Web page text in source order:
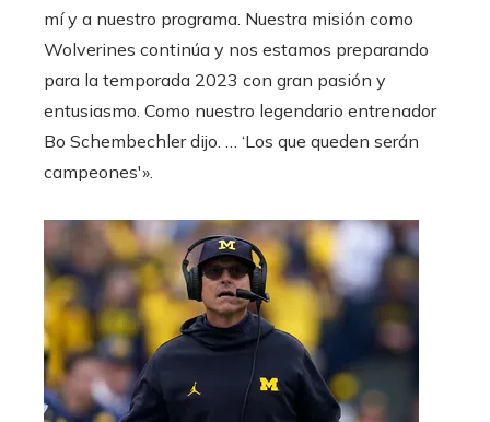
mí y a nuestro programa. Nuestra misión como
Wolverines continúa y nos estamos preparando
para la temporada 2023 con gran pasión y
entusiasmo. Como nuestro legendario entrenador
Bo Schembechler dijo. … ‘Los que queden serán
campeones'».